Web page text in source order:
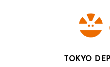
TOKYO